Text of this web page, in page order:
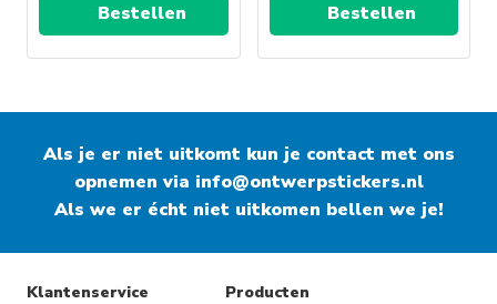
Bestellen Bestellen
Als je er niet uitkomt kun je contact met ons
opnemen via info@ontwerpstickers.nl
Als we er écht niet uitkomen bellen we je!
Klantenservice Producten